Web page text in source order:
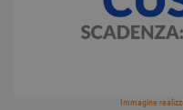
Immagine